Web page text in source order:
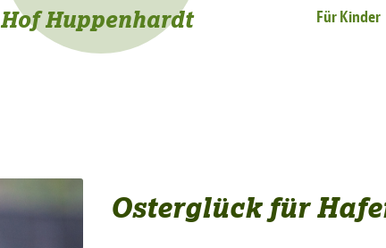
Hof Huppenhardt Für Kinder
Osterglück für